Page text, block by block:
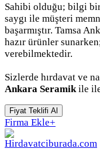
Sahibi olduğu; bilgi
saygı ile müşteri
başarmıştır. Tamsa
hazır ürünler
verebilmektedir.
Sizlerde hırdavat ve
Ankara Seramik ile
Fiyat Teklifi Al
Firma Ekle+